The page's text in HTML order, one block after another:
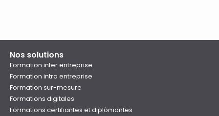
Nos solutions
Formation inter entreprise
Formation intra entreprise
Formation sur-mesure
Formations digitales
Formations certifiantes et diplômantes